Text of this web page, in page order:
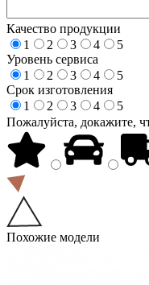
Качество продукции
1
2 3 4
5
Уровень сервиса
1
2 3 4
5
Срок изготовления
1
2 3 4
5
Пожалуйста, докажите,
Похожие модели